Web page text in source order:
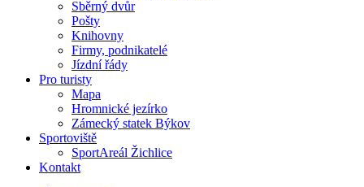
Sběrný dvůr
Pošty
Knihovny
Firmy, podnikatelé
Jízdní řády
Pro turisty
Mapa
Hromnické jezírko
Zámecký statek Býkov
Sportoviště
SportAreál Žichlice
Kontakt